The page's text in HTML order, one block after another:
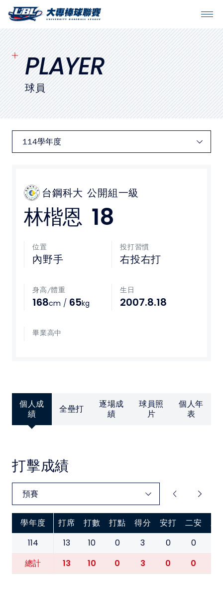
SITEMAP
首頁
球隊戰績
賽程表
球隊與球員
比賽場地
最新消息
下載專區
聯絡我們
LINK
教育部體育署
PLAYER
球員
台鋼科大 公開組一級
林楷恩 18
位置
內野手
投打習慣
右投右打
身高/體重
168cm / 65kg
生日
2007.8.18
畢業高中
個人成
績
全壘打
逐場成
績
球員照
片
個人年
表
打擊成績
學年度 打席 打數 打點 得分 安打 二安 三
114 13 10 0 3 0 0
總計 13 10 0 3 0 0